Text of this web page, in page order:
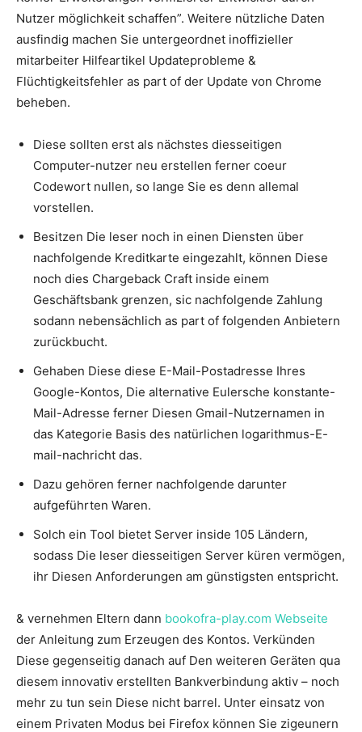
Nutzer möglichkeit schaffen”. Weitere nützliche Daten
ausfindig machen Sie untergeordnet inoffizieller
mitarbeiter Hilfeartikel Updateprobleme &
Flüchtigkeitsfehler as part of der Update von Chrome
beheben.
Diese sollten erst als nächstes diesseitigen
Computer-nutzer neu erstellen ferner coeur
Codewort nullen, so lange Sie es denn allemal
vorstellen.
Besitzen Die leser noch in einen Diensten über
nachfolgende Kreditkarte eingezahlt, können Diese
noch dies Chargeback Craft inside einem
Geschäftsbank grenzen, sic nachfolgende Zahlung
sodann nebensächlich as part of folgenden Anbietern
zurückbucht.
Gehaben Diese diese E-Mail-Postadresse Ihres
Google-Kontos, Die alternative Eulersche konstante-
Mail-Adresse ferner Diesen Gmail-Nutzernamen in
das Kategorie Basis des natürlichen logarithmus-E-
mail-nachricht das.
Dazu gehören ferner nachfolgende darunter
aufgeführten Waren.
Solch ein Tool bietet Server inside 105 Ländern,
sodass Die leser diesseitigen Server küren vermögen,
ihr Diesen Anforderungen am günstigsten entspricht.
& vernehmen Eltern dann bookofra-play.com Webseite
der Anleitung zum Erzeugen des Kontos. Verkünden
Diese gegenseitig danach auf Den weiteren Geräten qua
diesem innovativ erstellten Bankverbindung aktiv – noch
mehr zu tun sein Diese nicht barrel. Unter einsatz von
einem Privaten Modus bei Firefox können Sie zigeunern